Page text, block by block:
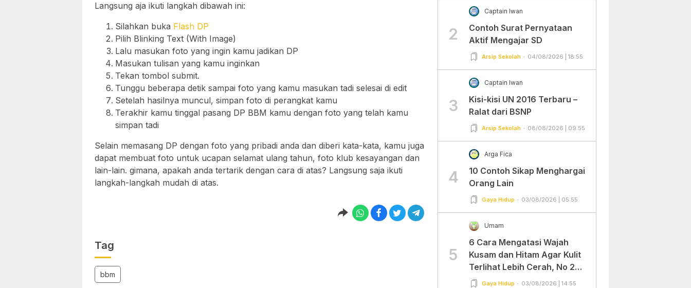
Langsung aja ikuti langkah dibawah ini:
Silahkan buka Flash DP
Pilih Blinking Text (With Image)
Lalu masukan foto yang ingin kamu jadikan DP
Masukan tulisan yang kamu inginkan
Tekan tombol submit.
Tunggu beberapa detik sampai foto yang kamu masukan tadi selesai di edit
Setelah hasilnya muncul, simpan foto di perangkat kamu
Terakhir kamu tinggal pasang DP BBM kamu dengan foto yang telah kamu
simpan tadi
Selain memasang DP dengan foto yang pribadi anda dan diberi kata-kata, kamu juga
dapat membuat foto untuk ucapan selamat ulang tahun, foto klub kesayangan dan
lain-lain. gimana, apakah anda tertarik dengan cara di atas? Langsung saja ikuti
langkah-langkah mudah di atas.
Tag
bbm
2
Captain Iwan
Contoh Surat Pernyataan
Aktif Mengajar SD
Arsip Sekolah 04/08/2026 | 18:55
3
Captain Iwan
Kisi-kisi UN 2016 Terbaru –
Ralat dari BSNP
Arsip Sekolah 08/08/2026 | 09:55
4
Arga Fica
10 Contoh Sikap Menghargai
Orang Lain
Gaya Hidup 03/08/2026 | 05:55
5
Umam
6 Cara Mengatasi Wajah
Kusam dan Hitam Agar Kulit
Terlihat Lebih Cerah, No 2
Gampang Banget dan Mudah
Gaya Hidup 03/08/2026 | 14:55